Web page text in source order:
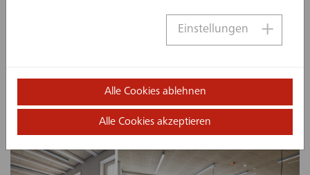
Einstellungen
Alle Cookies ablehnen
Alle Cookies akzeptieren